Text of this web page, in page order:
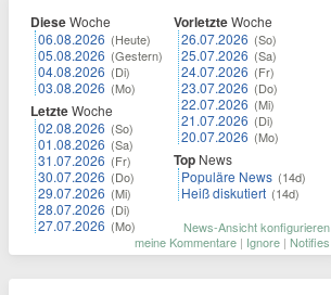
DieseWoche
06.08.2026 (Heute)
05.08.2026 (Gestern)
04.08.2026 (Di)
03.08.2026 (Mo)
LetzteWoche
02.08.2026 (So)
01.08.2026 (Sa)
31.07.2026 (Fr)
30.07.2026 (Do)
29.07.2026 (Mi)
28.07.2026 (Di)
27.07.2026 (Mo)
VorletzteWoche
26.07.2026 (So)
25.07.2026 (Sa)
24.07.2026 (Fr)
23.07.2026 (Do)
22.07.2026 (Mi)
21.07.2026 (Di)
20.07.2026 (Mo)
Top News
Populäre News (14d)
Heiß diskutiert (14d)
News-Ansicht konfigurieren
meine Kommentare | Ignore | Notifies